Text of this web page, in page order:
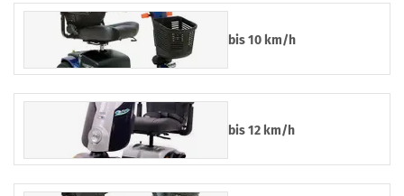
bis 10 km/h
bis 12 km/h